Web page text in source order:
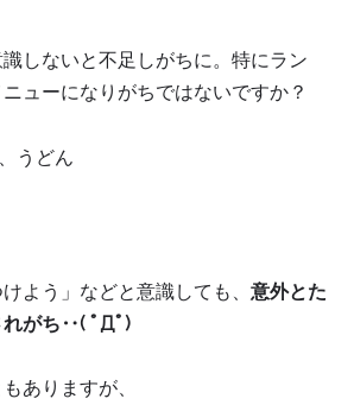
しないと不足しがちに。特にラン
ューになりがちではないですか？
うどん
よう」などと意識しても、 意外とた
れがち‥( ﾟДﾟ)
ありますが、